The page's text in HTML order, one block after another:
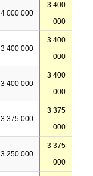
4 000 000
3 400
000
3 400 000
3 400
000
3 400 000
3 400
000
3 375 000
3 375
000
3 250 000
3 375
000